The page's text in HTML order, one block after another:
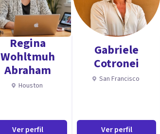
Regina
Wohltmuh
Abraham
Houston
Ver perfil
Gabriele
Cotronei
San Francisco
Ver perfil